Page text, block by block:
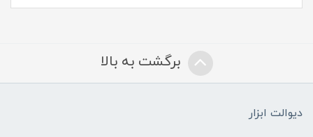
برگشت به بالا
دیوالت ابزار